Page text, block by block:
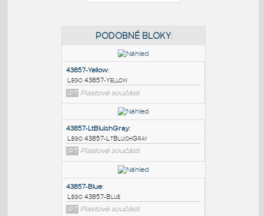
PODOBNÉ BLOKY
43857-Yellow:
Lego 43857-Yellow
IPT Plastové součásti